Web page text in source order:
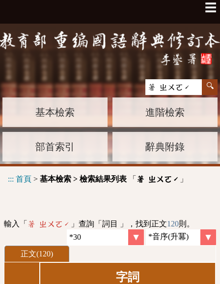
☰
基本檢索 進階檢索
部首索引 辭典附錄
::: 首頁 > 基本檢索 > 檢索結果列表 「 著 ㄓㄨㄛˊ 」
輸入「 著 ㄓㄨㄛˊ 」查詢「詞目 」，找到正文120則。
正文(120)
字詞